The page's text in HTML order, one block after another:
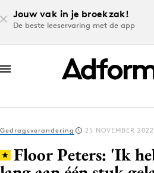
Jouw vak in je broekzak!
De beste leeservaring met de app
Log in
Gedragsverandering 25 NOVEMBER 2022
Floor Peters: 'Ik